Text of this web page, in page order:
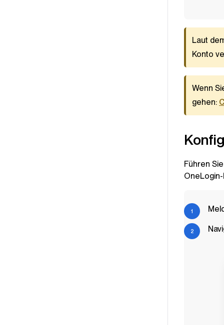
Laut
Konto
Wenn
gehen:
Führen